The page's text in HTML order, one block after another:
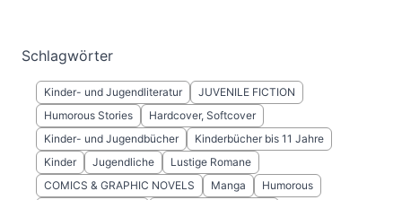
Schlagwörter
Kinder- und Jugendliteratur
JUVENILE FICTION
Humorous Stories
Hardcover, Softcover
Kinder- und Jugendbücher
Kinderbücher bis 11 Jahre
Kinder
Jugendliche
Lustige Romane
COMICS & GRAPHIC NOVELS
Manga
Humorous